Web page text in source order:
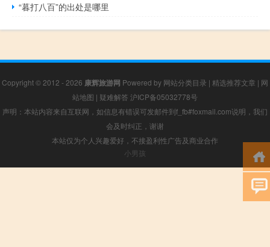
“暮打八百”的出处是哪里
Copyright © 2012 - 2026 康辉旅游网 Powered by 网站分类目录 | 精选推荐文章 | 网
站地图 | 疑难解答 沪ICP备05032778号
声明：本站内容来自互联网，如信息有错误可发邮件到f_fb#foxmail.com说明，我们
会及时纠正，谢谢
本站仅为个人兴趣爱好，不接盈利性广告及商业合作
小男孩